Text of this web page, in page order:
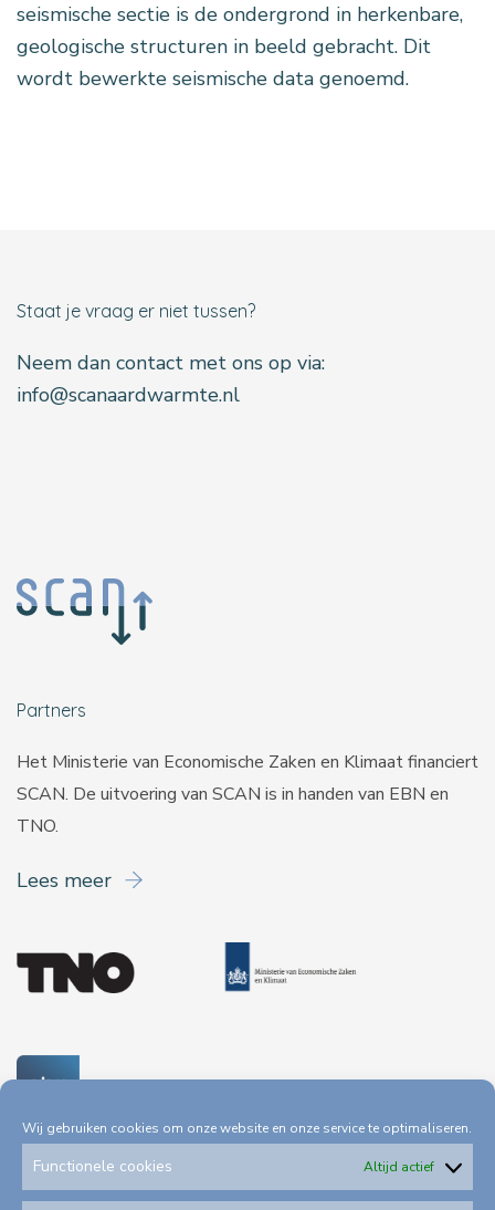
Wij gebruiken cookies om onze website en onze service te optimaliseren.
Functionele cookies Altijd actief
seismische sectie is de ondergrond in herkenbare,
geologische structuren in beeld gebracht. Dit
wordt bewerkte seismische data genoemd.
Staat je vraag er niet tussen?
Neem dan contact met ons op via:
info@scanaardwarmte.nl
Partners
Het Ministerie van Economische Zaken en Klimaat financiert
SCAN. De uitvoering van SCAN is in handen van EBN en
TNO.
Lees meer